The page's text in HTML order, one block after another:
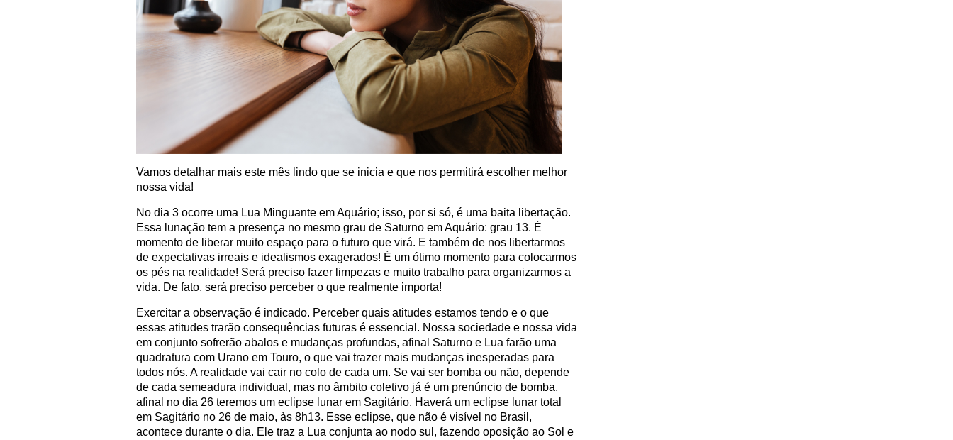
Vamos detalhar mais este mês lindo que se inicia e que nos permitirá escolher melhor
nossa vida!
No dia 3 ocorre uma Lua Minguante em Aquário; isso, por si só, é uma baita libertação.
Essa lunação tem a presença no mesmo grau de Saturno em Aquário: grau 13. É
momento de liberar muito espaço para o futuro que virá. E também de nos libertarmos
de expectativas irreais e idealismos exagerados! É um ótimo momento para colocarmos
os pés na realidade! Será preciso fazer limpezas e muito trabalho para organizarmos a
vida. De fato, será preciso perceber o que realmente importa!
Exercitar a observação é indicado. Perceber quais atitudes estamos tendo e o que
essas atitudes trarão consequências futuras é essencial. Nossa sociedade e nossa vida
em conjunto sofrerão abalos e mudanças profundas, afinal Saturno e Lua farão uma
quadratura com Urano em Touro, o que vai trazer mais mudanças inesperadas para
todos nós. A realidade vai cair no colo de cada um. Se vai ser bomba ou não, depende
de cada semeadura individual, mas no âmbito coletivo já é um prenúncio de bomba,
afinal no dia 26 teremos um eclipse lunar em Sagitário. Haverá um eclipse lunar total
em Sagitário no 26 de maio, às 8h13. Esse eclipse, que não é visível no Brasil,
acontece durante o dia. Ele traz a Lua conjunta ao nodo sul, fazendo oposição ao Sol e